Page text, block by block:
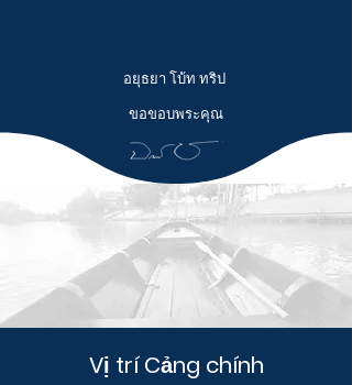
อยุธยา โบ้ท ทริป
ขอขอบพระคุณ
Vị trí Cảng chính